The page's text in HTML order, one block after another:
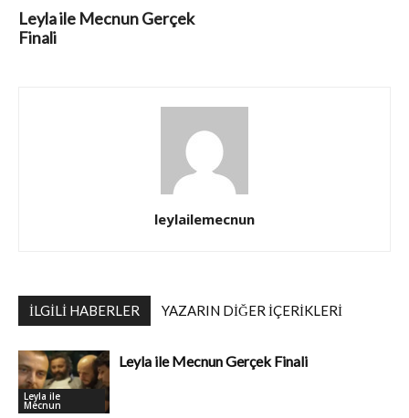
Leyla ile Mecnun Gerçek
Finali
leylailemecnun
İLGILI HABERLER YAZARIN DIĞER İÇERIKLERI
Leyla ile
Mecnun
Leyla ile Mecnun Gerçek Finali